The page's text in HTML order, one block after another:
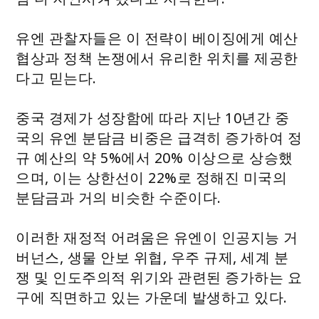
유엔 관찰자들은 이 전략이 베이징에게 예산
협상과 정책 논쟁에서 유리한 위치를 제공한
다고 믿는다.
중국 경제가 성장함에 따라 지난 10년간 중
국의 유엔 분담금 비중은 급격히 증가하여 정
규 예산의 약 5%에서 20% 이상으로 상승했
으며, 이는 상한선이 22%로 정해진 미국의
분담금과 거의 비슷한 수준이다.
이러한 재정적 어려움은 유엔이 인공지능 거
버넌스, 생물 안보 위협, 우주 규제, 세계 분
쟁 및 인도주의적 위기와 관련된 증가하는 요
구에 직면하고 있는 가운데 발생하고 있다.